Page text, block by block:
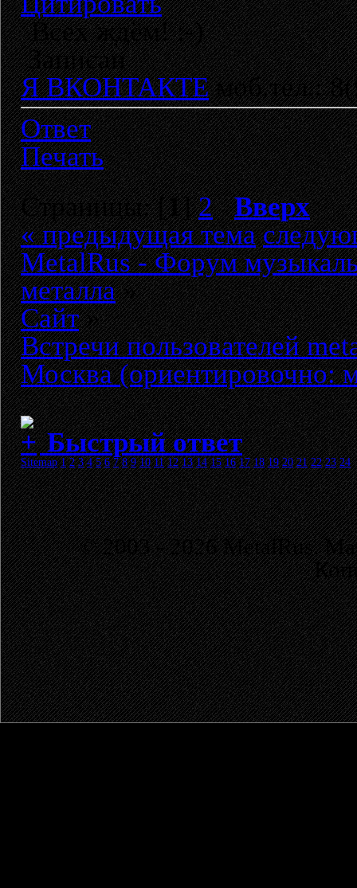
Всех ждём! :-)
Записан
Я ВКОНТАКТЕмоб.тел.:
Ответ
Печать
Страницы: [1]2
Вверх
« предыдущая тема
MetalRus - Форум
металла»
Сайт»
Встречи пользователей
Москва (ориентировочно:
Быстрый ответ
Sitemap 1 2 3 4 5 6 7 8 9 10 11 12 13 14 15 16 17 18 19 20 21 22 23 24
© 2003 - 2026 MetalRus.